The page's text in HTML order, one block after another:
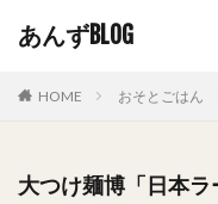
あんずBLOG
HOME おそとごはん
大つけ麺博「日本